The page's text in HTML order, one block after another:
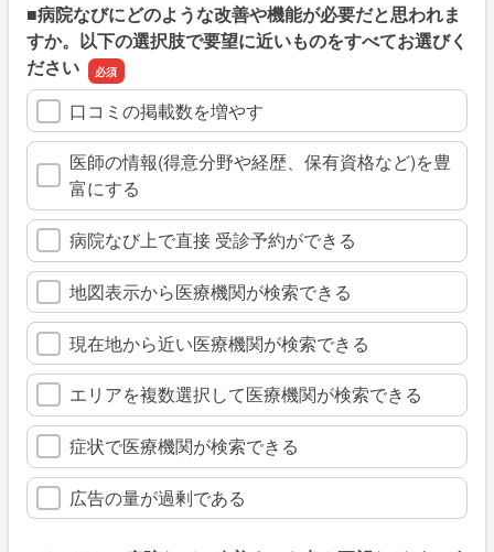
■病院なびにどのような改善や機能が必要だと思われま
すか。以下の選択肢で要望に近いものをすべてお選びく
ださい
口コミの掲載数を増やす
医師の情報(得意分野や経歴、保有資格など)を豊
富にする
病院なび上で直接 受診予約ができる
地図表示から医療機関が検索できる
現在地から近い医療機関が検索できる
エリアを複数選択して医療機関が検索できる
症状で医療機関が検索できる
広告の量が過剰である